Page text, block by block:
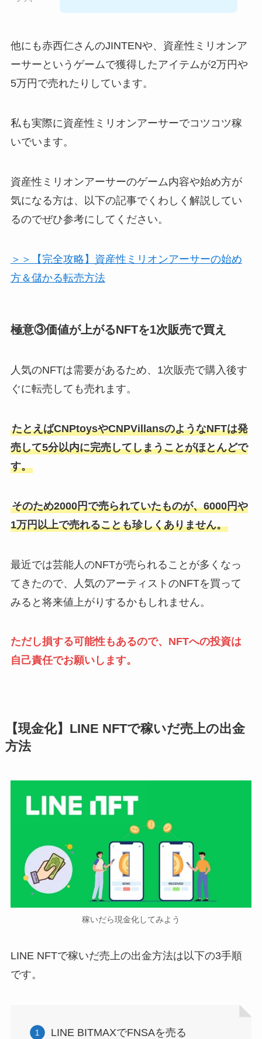
他にも赤西仁さんのJINTENや、資産性ミリオンア
ーサーというゲームで獲得したアイテムが2万円や
5万円で売れたりしています。
私も実際に資産性ミリオンアーサーでコツコツ稼
いでいます。
資産性ミリオンアーサーのゲーム内容や始め方が
気になる方は、以下の記事でくわしく解説してい
るのでぜひ参考にしてください。
＞＞【完全攻略】資産性ミリオンアーサーの始め
方＆儲かる転売方法
極意③価値が上がるNFTを1次販売で買え
人気のNFTは需要があるため、1次販売で購入後す
ぐに転売しても売れます。
たとえばCNPtoysやCNPVillansのようなNFTは発
売して5分以内に完売してしまうことがほとんどで
す。
そのため2000円で売られていたものが、6000円や
1万円以上で売れることも珍しくありません。
最近では芸能人のNFTが売られることが多くなっ
てきたので、人気のアーティストのNFTを買って
みると将来値上がりするかもしれません。
ただし損する可能性もあるので、NFTへの投資は
自己責任でお願いします。
【現金化】LINE NFTで稼いだ売上の出金
方法
稼いだら現金化してみよう
LINE NFTで稼いだ売上の出金方法は以下の3手順
です。
LINE BITMAXでFNSAを売る